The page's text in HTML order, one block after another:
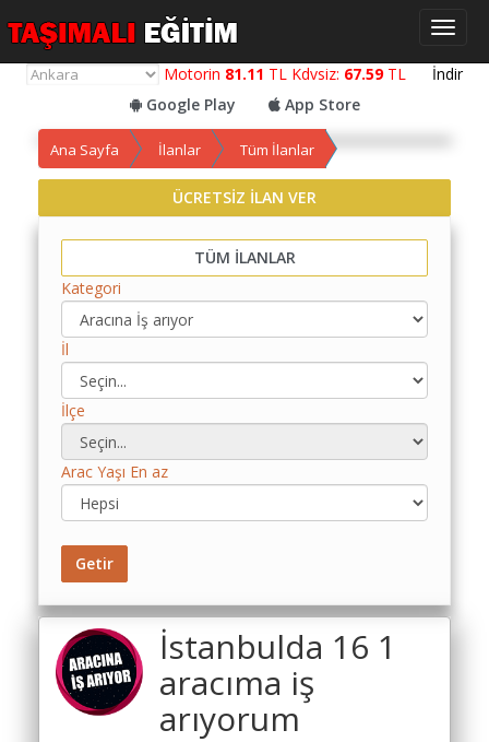
Motorin 81.11 TL Kdvsiz: 67.59TL İndir
Google Play
App Store
Yol
Maliyet
Yemek
Maliyet
Hesaplama
Kredili
Maliyet
Hesaplama
Toplu
Maliyet
Hesaplama
Şartname
Karşılaştırma
Robotu
Masaüstü
Ana Sayfa İlanlar Tüm İlanlar
ÜCRETSİZ İLAN VER
TÜM İLANLAR
Kategori
İl
İlçe
Arac Yaşı En az
Getir
İstanbulda 16 1
aracıma iş
arıyorum